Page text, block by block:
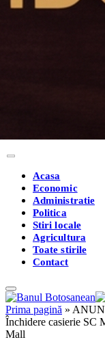
Acasa
Economic
Administratie
Politica
Stiri locale
Agricultura
Toate stirile
Contact
Prima pagină »
Închidere casierie SC
Mall